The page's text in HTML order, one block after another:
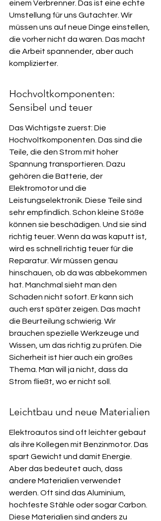
einem Verbrenner. Das ist eine echte
Umstellung für uns Gutachter. Wir
müssen uns auf neue Dinge einstellen,
die vorher nicht da waren. Das macht
die Arbeit spannender, aber auch
komplizierter.
Hochvoltkomponenten:
Sensibel und teuer
Das Wichtigste zuerst: Die
Hochvoltkomponenten. Das sind die
Teile, die den Strom mit hoher
Spannung transportieren. Dazu
gehören die Batterie, der
Elektromotor und die
Leistungselektronik. Diese Teile sind
sehr empfindlich. Schon kleine Stöße
können sie beschädigen. Und sie sind
richtig teuer. Wenn da was kaputt ist,
wird es schnell richtig teuer für die
Reparatur. Wir müssen genau
hinschauen, ob da was abbekommen
hat. Manchmal sieht man den
Schaden nicht sofort. Er kann sich
auch erst später zeigen. Das macht
die Beurteilung schwierig. Wir
brauchen spezielle Werkzeuge und
Wissen, um das richtig zu prüfen. Die
Sicherheit ist hier auch ein großes
Thema. Man will ja nicht, dass da
Strom fließt, wo er nicht soll.
Leichtbau und neue Materialien
Elektroautos sind oft leichter gebaut
als ihre Kollegen mit Benzinmotor. Das
spart Gewicht und damit Energie.
Aber das bedeutet auch, dass
andere Materialien verwendet
werden. Oft sind das Aluminium,
hochfeste Stähle oder sogar Carbon.
Diese Materialien sind anders zu